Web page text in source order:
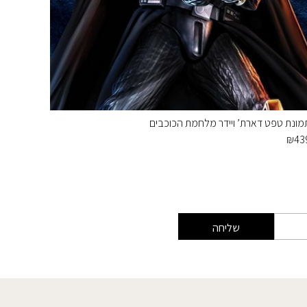
טפט דארת’ ויידר מלחמת הכוכבים
₪
שליחה